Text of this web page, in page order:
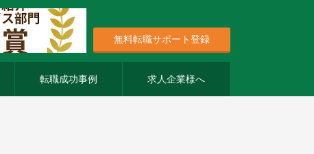
無料転職サポート登録
転職成功事例 求人企業様へ